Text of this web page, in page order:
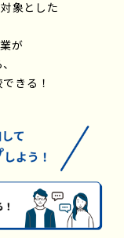
象とした
が
きる！